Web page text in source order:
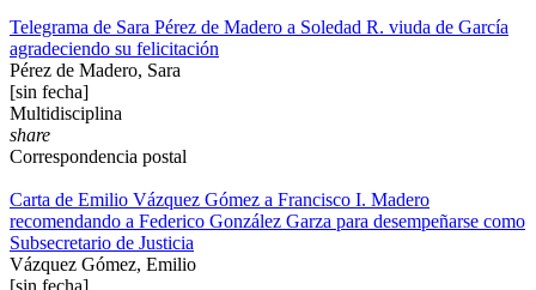
Telegrama de Sara Pérez de Madero a Soledad R. viuda de García
agradeciendo su felicitación
Pérez de Madero, Sara
[sin fecha]
Multidisciplina
share
Correspondencia postal
Carta de Emilio Vázquez Gómez a Francisco I. Madero
recomendando a Federico González Garza para desempeñarse como
Subsecretario de Justicia
Vázquez Gómez, Emilio
[sin fecha]